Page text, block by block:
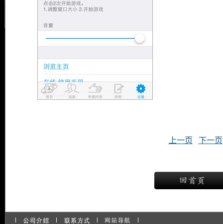
上一页 下一页